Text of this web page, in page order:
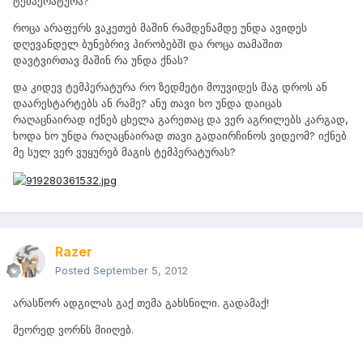
როცა არაფერს ვაკეთებ მაშინ რამდენამდე უნდა ავიდეს
დღევანდელ ბუნებრივ პირობებშI და როცა თამაშით
დავტვირთავ მაშინ რა უნდა ქნას?
და კიდევ ტემპერატურა რო ზედმეტი მოუვიდეს მაგ დროს ან
დაარესტარტებს ან რამე? ანუ თავი ხო უნდა დაიცას
რაღაცნაირად იქნებ ცხელა გარეთაც და ვერ აგრილებს კარგად,
ხოდა ხო უნდა რაღაცნაირად თავი გადაირჩინოს ვიდეომ? იქნებ
მე სულ ვერ ვუყურებ მაგის ტემპერატურას?
Razer
Posted September 5, 2012
არასწორ ადგილას გაქ თემა გახსნილი. გადამაქ!
მეორედ ვორნს მიიღებ.